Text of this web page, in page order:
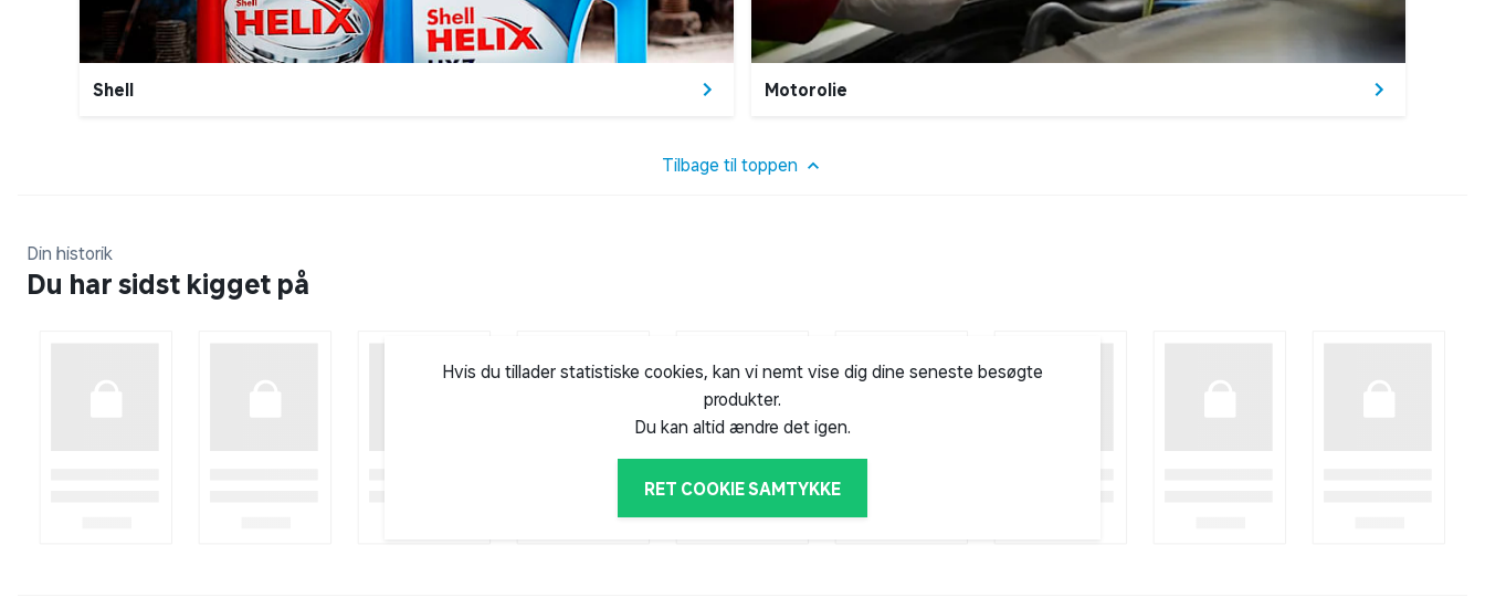
Shell Motorolie
Tilbage til toppen
Din historik
Du har sidst kigget på
Hvis du tillader statistiske cookies, kan vi nemt vise dig dine seneste besøgte
produkter.
Du kan altid ændre det igen.
RET COOKIE SAMTYKKE